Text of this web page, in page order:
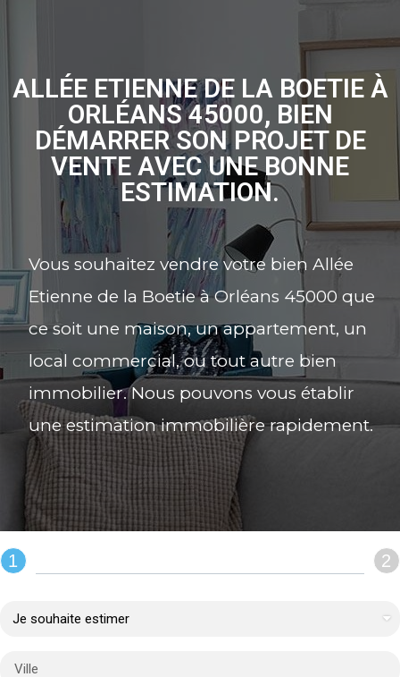
ALLÉE ETIENNE DE LA BOETIE À
ORLÉANS 45000, BIEN
DÉMARRER SON PROJET DE
VENTE AVEC UNE BONNE
ESTIMATION.
Vous souhaitez vendre votre bien Allée
Etienne de la Boetie à Orléans 45000 que
ce soit une maison, un appartement, un
local commercial, ou tout autre bien
immobilier. Nous pouvons vous établir
une estimation immobilière rapidement.
REMPLIR LE FORMULAIRE :
1 2